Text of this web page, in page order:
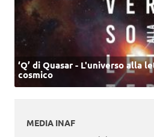
‘Q’ di Quasar - L'universo alla
cosmico
MEDIA INAF